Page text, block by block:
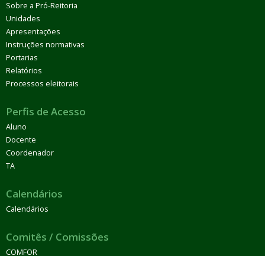
Sobre a Pró-Reitoria
Unidades
Apresentações
Instruções normativas
Portarias
Relatórios
Processos eleitorais
Perfis de Acesso
Aluno
Docente
Coordenador
TA
Calendários
Calendários
Comitês / Comissões
COMFOR